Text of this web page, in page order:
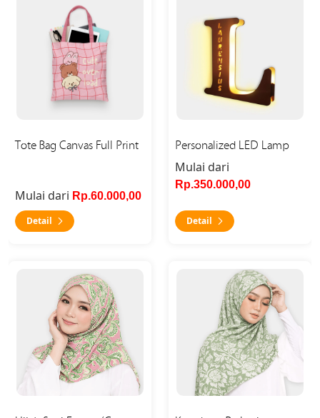
Tote Bag Canvas Full Print
Mulai dari Rp.60.000,00
Detail
Personalized LED Lamp
Mulai dari
Rp.350.000,00
Detail
Detail Hijab Segi Empat (Custom Print)Detail Kerudung